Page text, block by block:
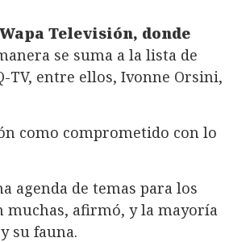
Televisión, donde
se suma a la lista de
TV, entre ellos, Ivonne Orsini,
como comprometido con lo
agenda de temas para los
muchas, afirmó, y la mayoría
su fauna.